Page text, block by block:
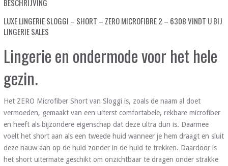
BESCHRIJVING
LUXE LINGERIE SLOGGI – SHORT – ZERO MICROFIBRE 2 – 6308 VINDT U BIJ
LINGERIE SALES
Lingerie en ondermode voor het hele
gezin.
Het ZERO Microfiber Short van Sloggi is, zoals de naam al doet
vermoeden, gemaakt van een uiterst comfortabele, rekbare microfiber
en heeft als bijzondere eigenschap dat deze ultra dun is. Daarmee
voelt het short aan als een tweede huid wanneer je hem draagt en sluit
deze nauw aan op de huid zonder in de huid te trekken. Daardoor is
het short uitermate geschikt om onzichtbaar te dragen onder strakke